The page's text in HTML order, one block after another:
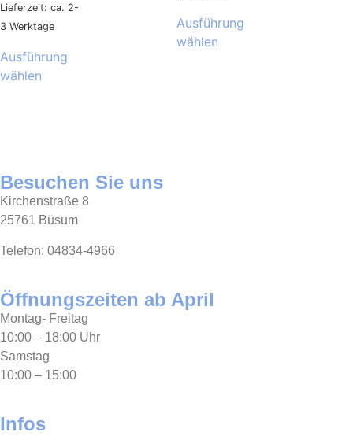
Lieferzeit: ca. 2-
3 Werktage
Ausführung
wählen
Ausführung
wählen
Besuchen Sie uns
Kirchenstraße 8
25761 Büsum
Telefon: 04834-4966
Öffnungszeiten ab April
Montag- Freitag
10:00 – 18:00 Uhr
Samstag
10:00 – 15:00
Infos